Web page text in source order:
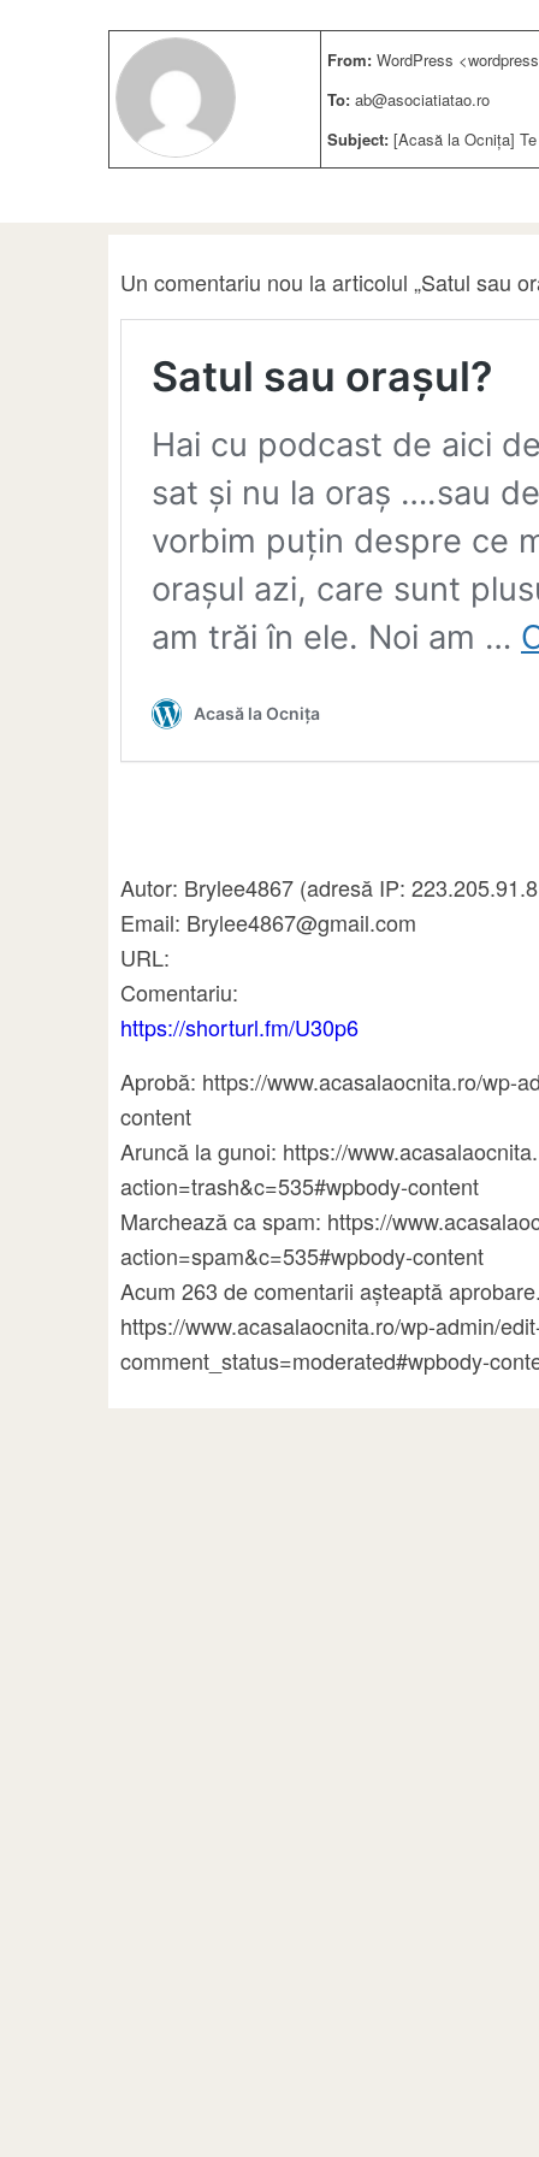
From: WordPress
To: ab@asociatiatao.ro
Subject: [Acasă la Ocnița]
Un comentariu nou la articolul „Satul sau
Autor: Brylee4867 (adresă IP:
Email: Brylee4867@gmail.com
URL:
Comentariu:
https://shorturl.fm/U30p6
Aprobă: https://www.acasalaocnita.ro/wp-
content
Aruncă la gunoi: https://
action=trash&c=535#wpbody-content
Marchează ca spam: https://
action=spam&c=535#wpbody-content
Acum 263 de comentarii așteaptă
https://www.acasalaocnita.ro/wp-admin/
comment_status=moderated#wpbody-